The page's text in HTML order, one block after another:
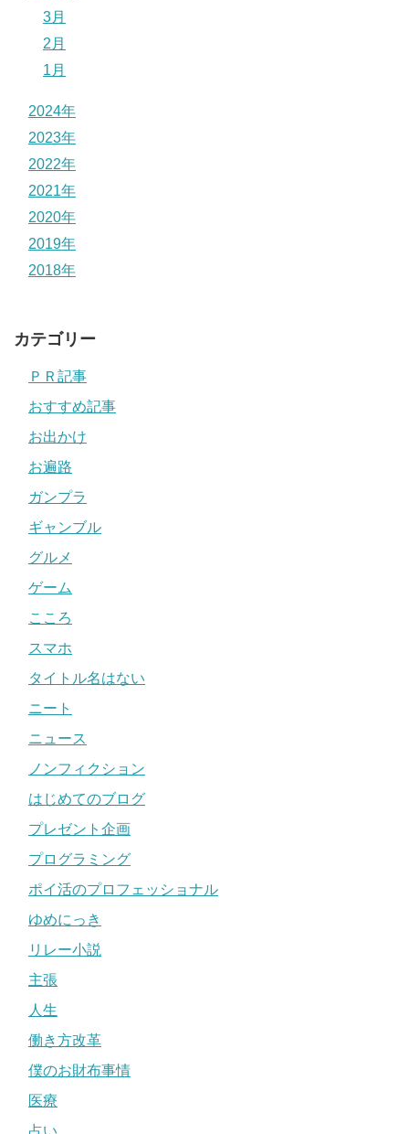
3月
2月
1月
2024年
2023年
2022年
2021年
2020年
2019年
2018年
カテゴリー
ＰＲ記事
おすすめ記事
お出かけ
お遍路
ガンプラ
ギャンブル
グルメ
ゲーム
こころ
スマホ
タイトル名はない
ニート
ニュース
ノンフィクション
はじめてのブログ
プレゼント企画
プログラミング
ポイ活のプロフェッショナル
ゆめにっき
リレー小説
主張
人生
働き方改革
僕のお財布事情
医療
占い